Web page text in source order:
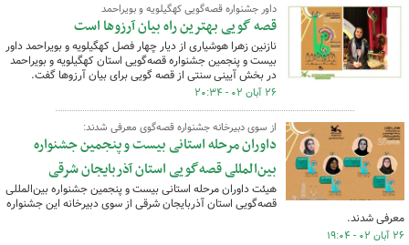
داور جشنواره قصه‌گویی کهگیلویه و بویراحمد
قصه گویی بهترین راه بیان آرزوها است
نازنین زهرا هوشیاری از دیار چهار فصل کهگیلویه و بویراحمد داور
بیست و پنجمین جشنواره قصه‌گویی استان کهگیلویه و بویراحمد
در بخش آیینی سنتی از قصه گویی برای بیان آرزوها گفت.
۲۶ آبان ۰۲ - ۲۰:۳۴
از سوی دبیرخانه جشنواره قصه‌گوی معرفی شدند:
داوران مرحله استانی بیست و پنجمین جشنواره
بین‌المللی قصه‌گویی استان آذربایجان شرقی
هیئت داوران مرحله استانی بیست و پنجمین جشنواره بین‌المللی
قصه‌گویی استان آذربایجان شرقی از سوی دبیرخانه این جشنواره
معرفی شدند.
۲۶ آبان ۰۲ - ۱۹:۰۴